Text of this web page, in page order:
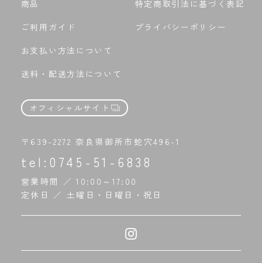
商品
ご利用ガイド
お支払い方法について
送料・配送方法について
オフィシャルサイト
特定商取引法に基づく表記
プライバシーポリシー
〒639-2272 奈良県御所市蛇穴496-1
tel: 0745-51-6838
営業時間 ／ 10:00～17:00
定休日 ／ 土曜日・日曜日・祝日